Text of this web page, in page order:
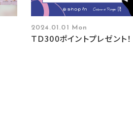
2024.01.01 Mon
ＴＤ300ポイントプレゼント！